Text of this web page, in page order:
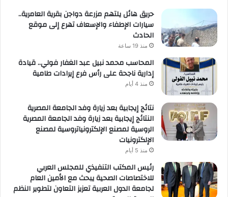
حريق هائل يلتهم مزرعة دواجن بقرية العامرية..
سيارات الإطفاء والإسعاف تهرع إلى موقع
الحادث
منذ 19 ساعة
المحاسب محمد نبيل عبد الغفار فولي.. قيادة
إدارية ناجحة على رأس فرع إيرادات طامية
منذ 4 أيام
نتائج إيجابية بعد زيارة وفد الجامعة المصرية
النتائج إيجابية بعد زيارة وفد الجامعة المصرية
الروسية لمصنع الإلكترونياتروسية لمصنع
الإلكترونيات
منذ 5 أيام
رئيس المكتب التنفيذي للمجلس العربي
للاختصاصات الصحية يبحث مع الأمين العام
لجامعة الدول العربية تعزيز التعاون لتطوير النظم